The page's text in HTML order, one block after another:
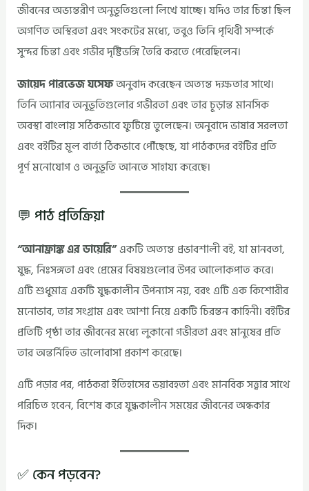
জীবনের অভ্যন্তরীণ অনুভূতিগুলো লিখে যাচ্ছে। যদিও তার চিন্তা ছিল
অগণিত অস্থিরতা এবং সংকটের মধ্যে, তবুও তিনি পৃথিবী সম্পর্কে
সুন্দর চিন্তা এবং গভীর দৃষ্টিভঙ্গি তৈরি করতে পেরেছিলেন।
জায়েদ পারভেজ যসেফঅনুবাদ করেছেন অত্যন্ত দক্ষতার সাথে।
তিনি অ্যানার অনুভূতিগুলোর গভীরতা এবং তার চূড়ান্ত মানসিক
অবস্থা বাংলায় সঠিকভাবে ফুটিয়ে তুলেছেন। অনুবাদে ভাষার সরলতা
এবং বইটির মূল বার্তা ঠিকভাবে পৌঁছেছে, যা পাঠকদের বইটির প্রতি
পূর্ণ মনোযোগ ও অনুভূতি আনতে সাহায্য করেছে।
💬 পাঠ প্রতিক্রিয়া
“আনাফ্রাঙ্ক এর ডায়েরি”একটি অত্যন্ত প্রভাবশালী বই, যা মানবতা,
যুদ্ধ, নিঃসঙ্গতা এবং প্রেমের বিষয়গুলোর উপর আলোকপাত করে।
এটি শুধুমাত্র একটি যুদ্ধকালীন উপন্যাস নয়, বরং এটি এক কিশোরীর
মনোভাব, তার সংগ্রাম এবং আশা নিয়ে একটি চিরন্তন কাহিনী। বইটির
প্রতিটি পৃষ্ঠা তার জীবনের মধ্যে লুকানো গভীরতা এবং মানুষের প্রতি
তার অন্তর্নিহিত ভালোবাসা প্রকাশ করেছে।
এটি পড়ার পর, পাঠকরা ইতিহাসের ভয়াবহতা এবং মানবিক সত্ত্বার সাথে
পরিচিত হবেন, বিশেষ করে যুদ্ধকালীন সময়ের জীবনের অন্ধকার
দিক।
✅ কেন পড়বেন?